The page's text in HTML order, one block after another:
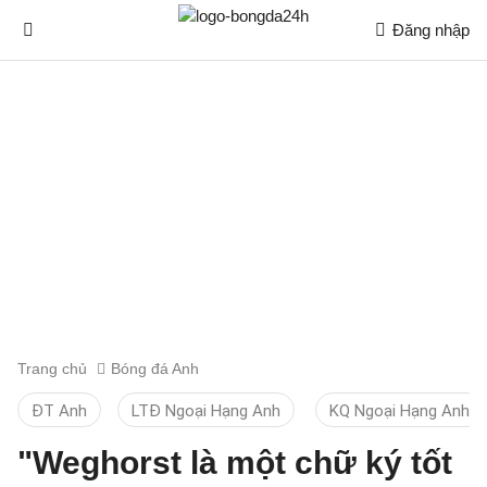
Đăng nhập
Trang chủ Bóng đá Anh
ĐT Anh LTĐ Ngoại Hạng Anh KQ Ngoại Hạng Anh
"Weghorst là một chữ ký tốt